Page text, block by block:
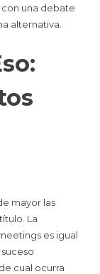
una debate
alternativa.
mayor las
La
es igual
cual ocurra